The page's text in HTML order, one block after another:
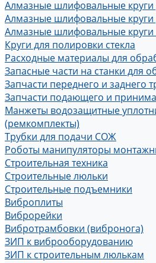
Алмазные шлифовальные круги
Алмазные шлифовальные круги
Алмазные шлифовальные
Круги для полировки стекла
Расходные материалы для
Запасные части на станки для
Запчасти переднего и заднего
Запчасти подающего и
Манжеты водозащитные
(ремкомплекты)
Трубки для подачи СОЖ
Роботы манипуляторы
Строительная техника
Строительные люльки
Строительные подъемники
Виброплиты
Виброрейки
Вибротрамбовки (вибронога)
ЗИП к виброоборудованию
ЗИП к строительным люлькам